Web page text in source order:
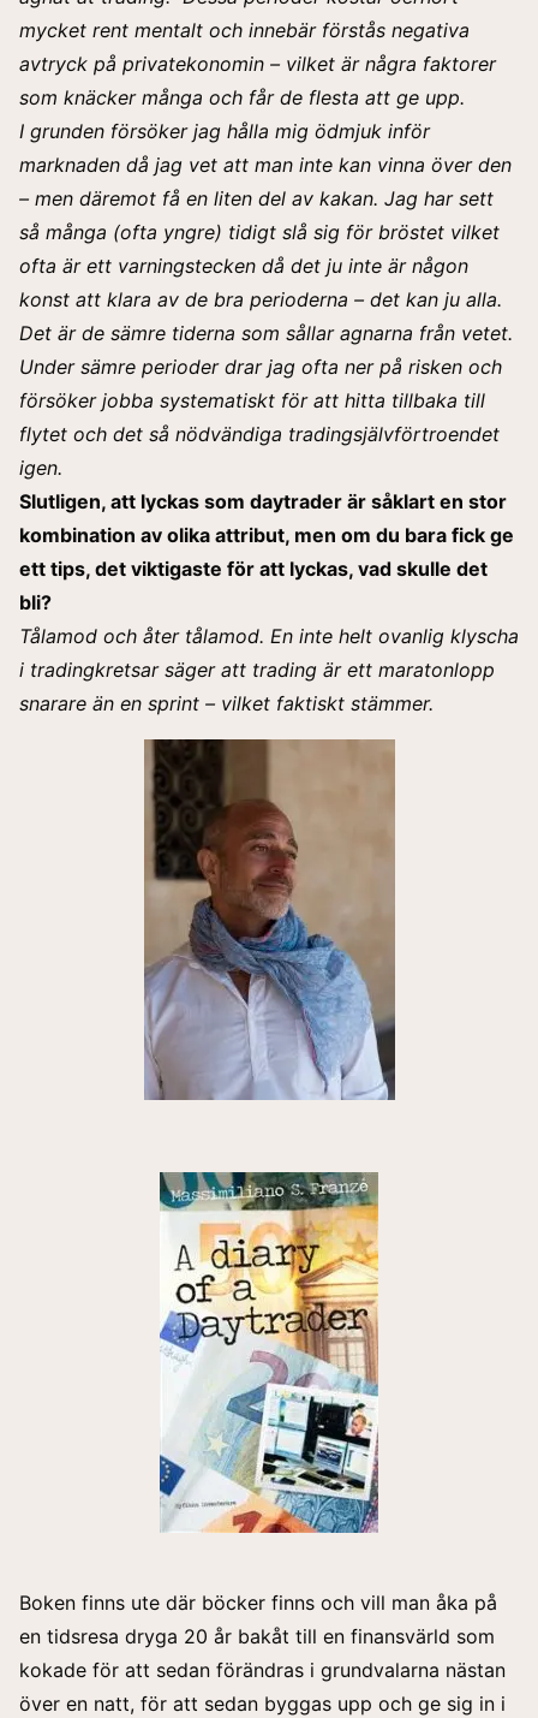
mycket rent mentalt och innebär förstås negativa
avtryck på privatekonomin – vilket är några faktorer
som knäcker många och får de flesta att ge upp.
I grunden försöker jag hålla mig ödmjuk inför
marknaden då jag vet att man inte kan vinna över den
– men däremot få en liten del av kakan. Jag har sett
så många (ofta yngre) tidigt slå sig för bröstet vilket
ofta är ett varningstecken då det ju inte är någon
konst att klara av de bra perioderna – det kan ju alla.
Det är de sämre tiderna som sållar agnarna från vetet.
Under sämre perioder drar jag ofta ner på risken och
försöker jobba systematiskt för att hitta tillbaka till
flytet och det så nödvändiga tradingsjälvförtroendet
igen.
Slutligen, att lyckas som daytrader är såklart en stor
kombination av olika attribut, men om du bara fick ge
ett tips, det viktigaste för att lyckas, vad skulle det
bli?
Tålamod och åter tålamod. En inte helt ovanlig klyscha
i tradingkretsar säger att trading är ett maratonlopp
snarare än en sprint – vilket faktiskt stämmer.
Boken finns ute där böcker finns och vill man åka på
en tidsresa dryga 20 år bakåt till en finansvärld som
kokade för att sedan förändras i grundvalarna nästan
över en natt, för att sedan byggas upp och ge sig in i